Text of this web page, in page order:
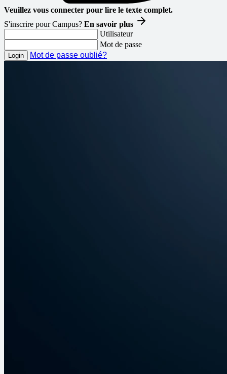
Veuillez vous connecter pour lire le texte complet.
S'inscrire pour Campus? En savoir plus
Utilisateur
Mot de passe
Mot de passe oublié?